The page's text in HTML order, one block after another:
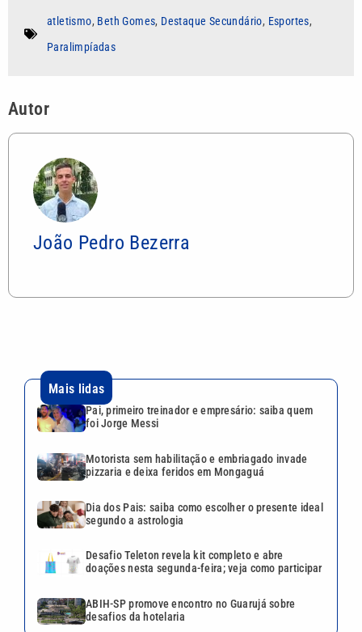
atletismo, Beth Gomes, Destaque Secundário, Esportes,
Paralimpíadas
Autor
João Pedro Bezerra
Mais lidas
Pai, primeiro treinador e empresário: saiba quem
foi Jorge Messi
Motorista sem habilitação e embriagado invade
pizzaria e deixa feridos em Mongaguá
Dia dos Pais: saiba como escolher o presente ideal
segundo a astrologia
Desafio Teleton revela kit completo e abre
doações nesta segunda-feira; veja como participar
ABIH-SP promove encontro no Guarujá sobre
desafios da hotelaria